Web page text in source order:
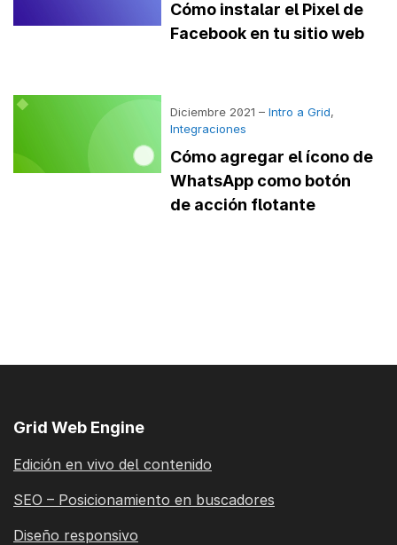
Cómo instalar el Pixel de
Facebook en tu sitio web
Diciembre 2021 –Intro a Grid,
Integraciones
Cómo agregar el ícono de
WhatsApp como botón
de acción flotante
Grid Web Engine
Edición en vivo del contenido
SEO – Posicionamiento en buscadores
Diseño responsivo